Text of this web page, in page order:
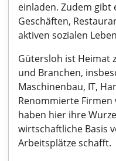
einladen. Zudem gibt
Geschäften,
aktiven sozialen
Gütersloh ist Heimat
und Branchen,
Maschinenbau, IT,
Renommierte
haben hier ihre
wirtschaftliche Basis
Arbeitsplätze schafft.